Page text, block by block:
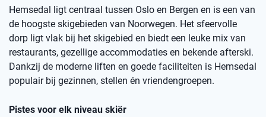
Hemsedal ligt centraal tussen Oslo en Bergen en is een van
de hoogste skigebieden van Noorwegen. Het sfeervolle
dorp ligt vlak bij het skigebied en biedt een leuke mix van
restaurants, gezellige accommodaties en bekende afterski.
Dankzij de moderne liften en goede faciliteiten is Hemsedal
populair bij gezinnen, stellen én vriendengroepen.
Pistes voor elk niveau skiër